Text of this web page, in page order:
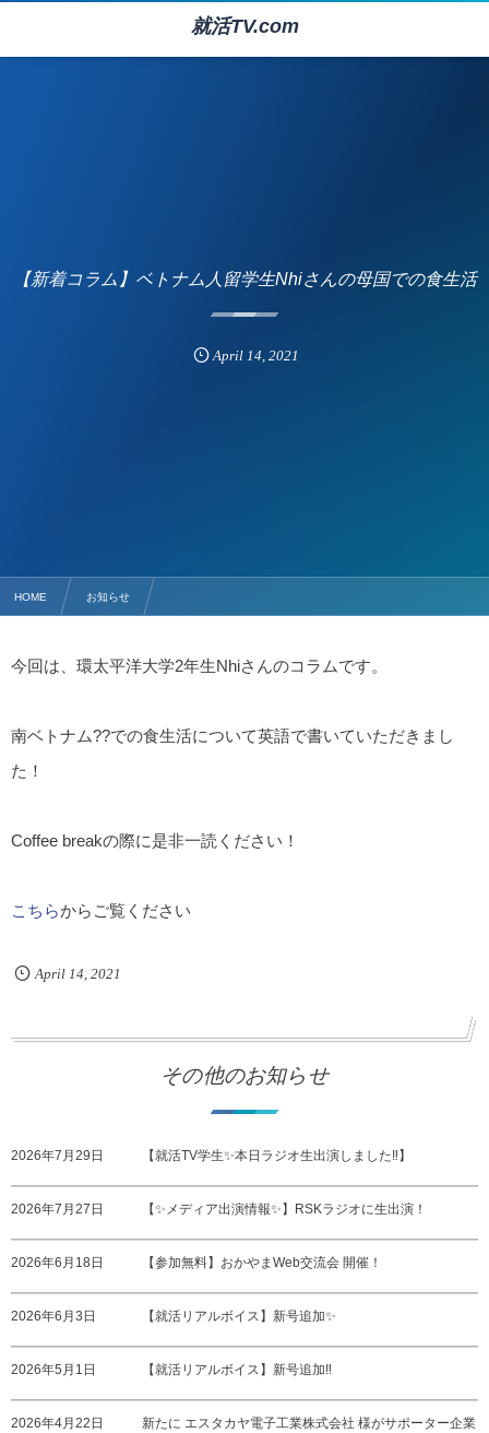
就活TV.com
【新着コラム】ベトナム人留学生Nhiさんの母国での食生活
April 14 ,2021
HOME お知らせ
今回は、環太平洋大学2年生Nhiさんのコラムです。
南ベトナム??での食生活について英語で書いていただきまし
た！
Coffee breakの際に是非一読ください！
こちらからご覧ください
April 14, 2021
その他のお知らせ
2026年7月29日 【就活TV学生✨本日ラジオ生出演しました‼️】
2026年7月27日 【✨メディア出演情報✨】RSKラジオに生出演！
2026年6月18日 【参加無料】おかやまWeb交流会 開催！
2026年6月3日 【就活リアルボイス】新号追加✨
2026年5月1日 【就活リアルボイス】新号追加‼️
2026年4月22日
新たに エスタカヤ電子工業株式会社 様がサポーター企業